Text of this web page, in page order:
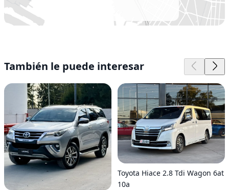
También le puede interesar
Toyota Hiace 2.8 Tdi Wagon 6at
10a